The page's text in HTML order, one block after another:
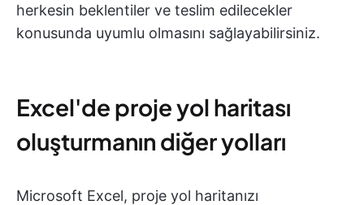
herkesin beklentiler ve teslim edilecekler
konusunda uyumlu olmasını sağlayabilirsiniz.
Excel'de proje yol haritası
oluşturmanın diğer yolları
Microsoft Excel, proje yol haritanızı